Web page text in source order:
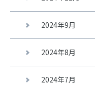
2024年9月
2024年8月
2024年7月